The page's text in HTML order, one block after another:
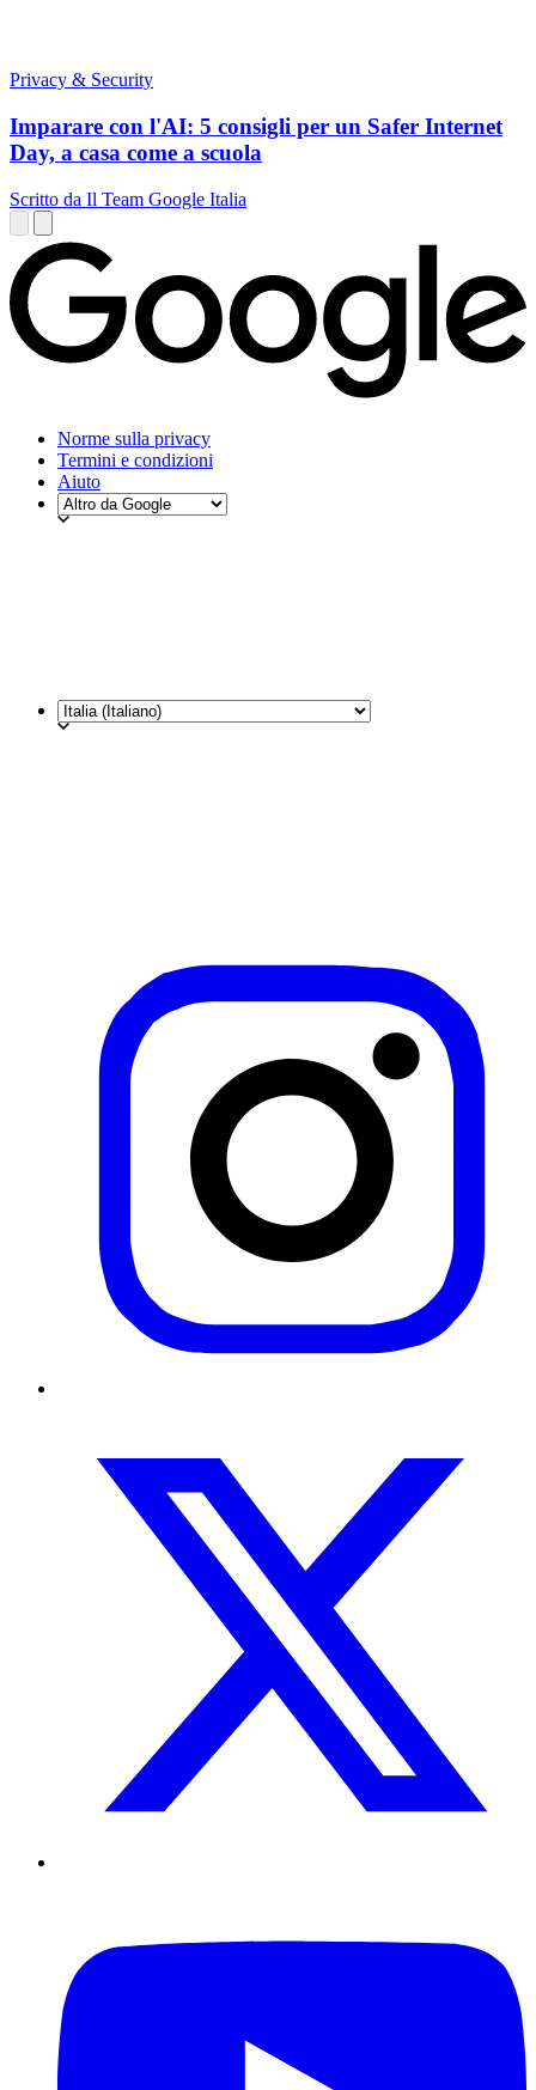
Privacy & Security
Imparare con l'AI: 5 consigli per un Safer Internet
Day, a casa come a scuola
Scritto da Il Team Google Italia
Norme sulla privacy
Termini e condizioni
Aiuto